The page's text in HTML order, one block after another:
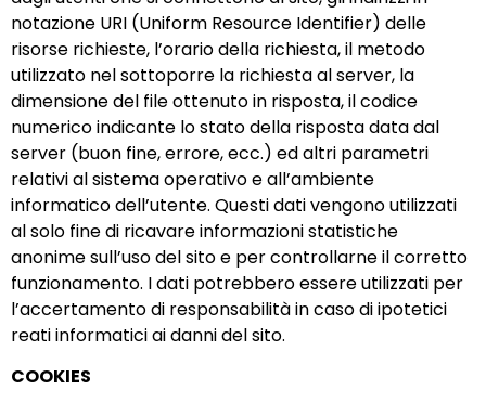
notazione URI (Uniform Resource Identifier) delle
risorse richieste, l’orario della richiesta, il metodo
utilizzato nel sottoporre la richiesta al server, la
dimensione del file ottenuto in risposta, il codice
numerico indicante lo stato della risposta data dal
server (buon fine, errore, ecc.) ed altri parametri
relativi al sistema operativo e all’ambiente
informatico dell’utente. Questi dati vengono utilizzati
al solo fine di ricavare informazioni statistiche
anonime sull’uso del sito e per controllarne il corretto
funzionamento. I dati potrebbero essere utilizzati per
l’accertamento di responsabilità in caso di ipotetici
reati informatici ai danni del sito.
COOKIES